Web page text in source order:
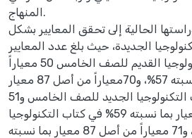
المنهاج.
الحالية إلى تحقق المعايير بشكل
الجديدة، حيث بلغ عدد المعايير
المتوفرة في كتاب التكنولوجيا القديم للصف الخامس 50 معياراً
من أصل 87 معيار بما نسبته 57%، و70معياراً من أصل 87 معيار
بما نسبته 80% في كتاب التكنولوجيا الجديد للصف الخامس و51
معياراً من أصل 87 معيار بما نسبته 59% في كتاب التكنولوجيا
القديم للصف السادس، و71 معياراً من أصل 87 معيار بما نسبته